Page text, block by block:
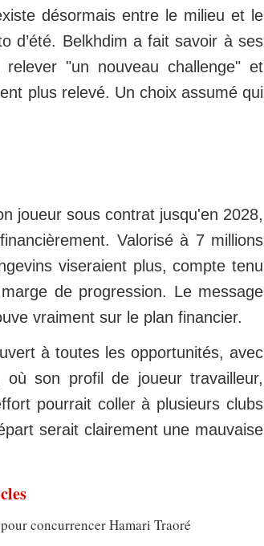
désormais entre le milieu et le
d’été. Belkhdim a fait savoir à ses
"un nouveau challenge" et
plus relevé. Un choix assumé qui
joueur sous contrat jusqu'en 2028,
Valorisé à 7 millions
viseraient plus, compte tenu
de progression. Le message
vraiment sur le plan financier.
à toutes les opportunités, avec
où son profil de joueur travailleur,
pourrait coller à plusieurs clubs
serait clairement une mauvaise
concurrencer Hamari Traoré